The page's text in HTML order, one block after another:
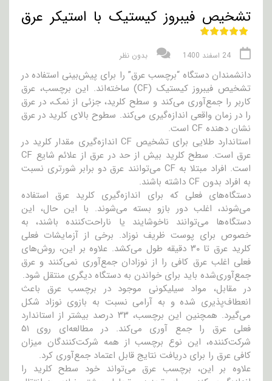
تشخیص فیبروز کیستیک با استیکر عرق
24 اسفند 1400 بدون نظر
دانشمندان دستگاه “برچسب عرق” را برای پیش‌بینی استفاده در
تشخیص فیبروز کیستیک (CF) ساخته‌اند. این برچسب، عرق
کاربر را جمع‌آوری می‌کند و سطح کلرید، جزئی از نمک، در عرق
را در زمان واقعی اندازه‌گیری می‌کند. سطوح بالای کلرید در عرق
نشان دهنده CF است.
استاندارد طلایی برای تشخیص CF اندازه‌گیری مقدار کلرید در
عرق است. سطح کلرید بیش از حد در عرق از علائم شایع CF
است. افراد مبتلا به CF می‌توانند عرق دو برابر شورتری نسبت
به افراد بدون CF داشته باشند.
دستگاه‌های فعلی که برای اندازه‌گیری کلرید عرق استفاده
می‌شوند، اغلب دور بازو بسته می‌شوند. با این حال، این
دستگاه‌ها می‌توانند ناخوشایند یا ناراحت‌کننده باشند، به
خصوص برای پوست ظریف نوزاد. برخی از آزمایشات فعلی
کلرید عرق تا ۳۰ دقیقه طول می‌کشد. علاوه بر این، روش‌های
فعلی اغلب عرق کافی را از نوزادان جمع‌آوری نمی‌کنند و عرق
جمع‌آوری‌شده باید برای خواندن به دستگاه دیگری منتقل شود.
در مقابل، مواد سیلیکونی موجود در برچسب عرق باعث
انعطاف‌پذیری شده و به آرامی نسبت به بازوی نوزاد شکل
‌می‌گیرد. همچنین این برچسب، ۳۳ درصد بیشتر از استاندارد
فعلی عرق را جمع آوری می‌کند. در مطالعه‌ای روی ۵۱
شرکت‌کننده، این نوع برچسب از همه شرکت‌کنندگان میزان
کافی عرق را برای دریافت نتایج قابل اعتماد جمع‌آوری کرد.
علاوه بر این، برچسب عرق می‌تواند خود سطح کلرید را